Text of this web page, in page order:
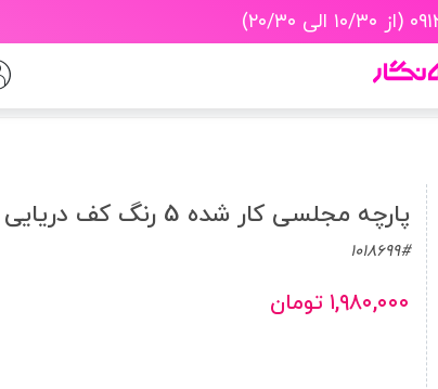
پارچه مجلسی کار شده 5 رنگ کف دریایی
1018699#
۱,۹۸۰,۰۰۰ تومان